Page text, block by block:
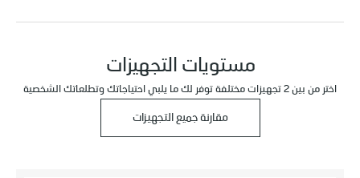
مستويات التجهيزات
اختر من بين 2 تجهيزات مختلفة توفر لك ما يلبي احتياجاتك وتطلعاتك الشخصية
مقارنة جميع التجهيزات